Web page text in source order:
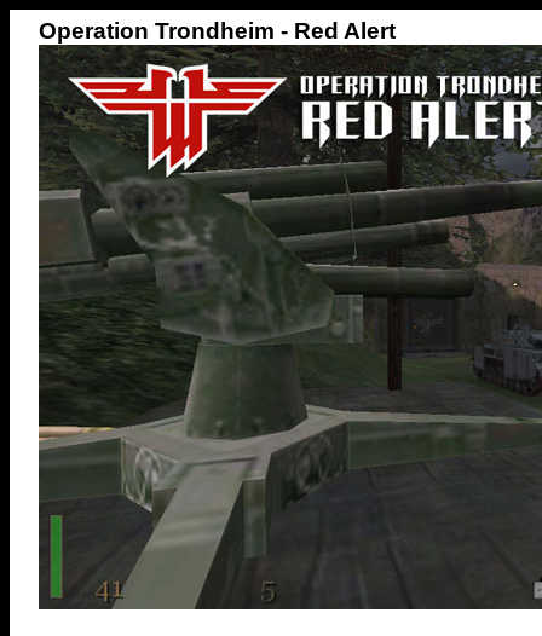
Operation Trondheim - Red Alert